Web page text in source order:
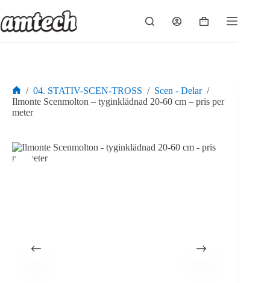
till
innehåll
Varukorg
Hem
/ 04. STATIV-SCEN-TROSS / Scen - Delar /
Ilmonte Scenmolton – tyginklädnad 20-60 cm – pris per
meter